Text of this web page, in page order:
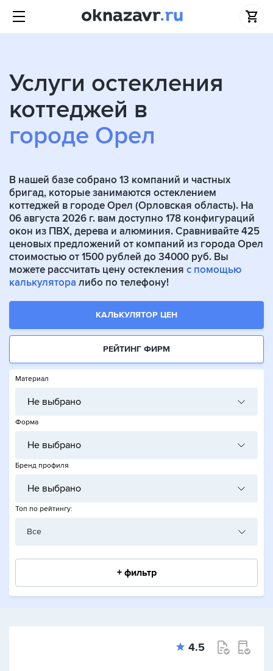
Услуги остекления
коттеджей в
городе Орел
В нашей базе собрано 13 компаний и частных
бригад, которые занимаются остеклением
коттеджей в городе Орел (Орловская область). На
06 августа 2026 г. вам доступно 178 конфигураций
окон из ПВХ, дерева и алюминия. Сравнивайте 425
ценовых предложений от компаний из города Орел
стоимостью от 1500 рублей до 34000 руб. Вы
можете рассчитать цену остекления с помощью
калькулятора либо по телефону!
КАЛЬКУЛЯТОР ЦЕН
РЕЙТИНГ ФИРМ
Материал
Не выбрано
Форма
Не выбрано
Бренд профиля
Не выбрано
Топ по рейтингу:
Все
+ фильтр
4.5